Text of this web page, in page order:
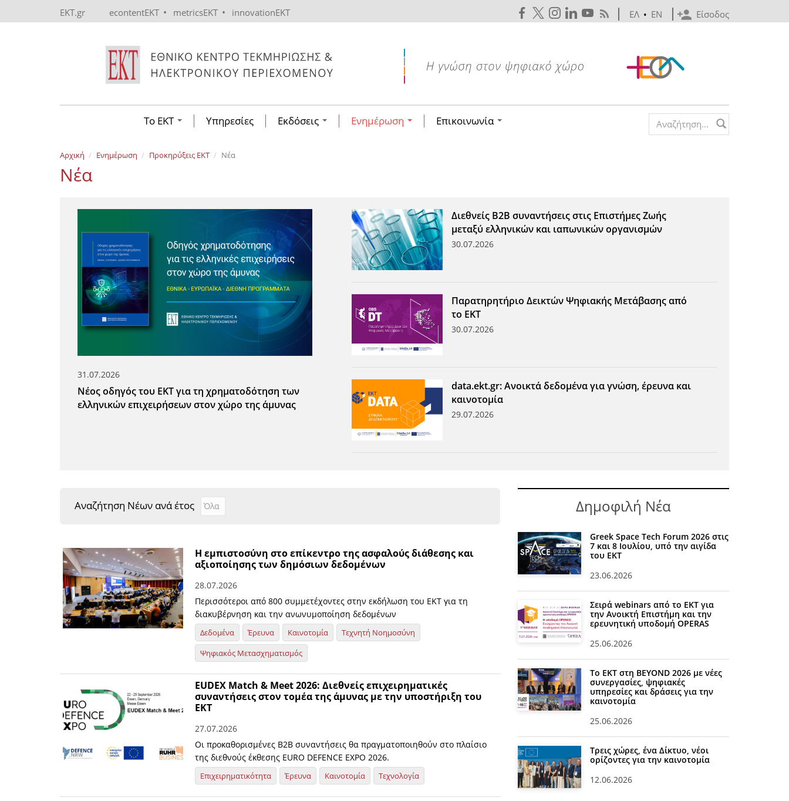
EKT.gr econtentEKT • metricsEKT • innovationEKT Είσοδος
ΕΛ • EN
Το ΕΚΤ Υπηρεσίες Εκδόσεις Ενημέρωση Επικοινωνία Search form
Αρχική Ενημέρωση Προκηρύξεις EKT Νέα
Νέα
31.07.2026
Νέος οδηγός του ΕΚΤ για τη χρηματοδότηση των
ελληνικών επιχειρήσεων στον χώρο της άμυνας
Διεθνείς Β2Β συναντήσεις στις Επιστήμες Ζωής
μεταξύ ελληνικών και ιαπωνικών οργανισμών
30.07.2026
Παρατηρητήριο Δεικτών Ψηφιακής Μετάβασης από
το ΕΚΤ
30.07.2026
data.ekt.gr: Ανοικτά δεδομένα για γνώση, έρευνα και
καινοτομία
29.07.2026
Αναζήτηση Νέων ανά έτος Αναζήτηση Νέων ανά έτος
Year
Η εμπιστοσύνη στο επίκεντρο της ασφαλούς διάθεσης και
αξιοποίησης των δημόσιων δεδομένων
28.07.2026
Περισσότεροι από 800 συμμετέχοντες στην εκδήλωση του ΕΚΤ για τη
διακυβέρνηση και την ανωνυμοποίηση δεδομένων
Δεδομένα Έρευνα Καινοτομία
Τεχνητή Νοημοσύνη
Ψηφιακός Μετασχηματισμός
EUDEX Match & Meet 2026: Διεθνείς επιχειρηματικές
συναντήσεις στον τομέα της άμυνας με την υποστήριξη του
ΕΚΤ
27.07.2026
Οι προκαθορισμένες B2B συναντήσεις θα πραγματοποιηθούν στο πλαίσιο
της διεθνούς έκθεσης EURO DEFENCE EXPO 2026.
Επιχειρηματικότητα Έρευνα Καινοτομία Τεχνολογία
Δημοφιλή Νέα
Greek Space Tech Forum 2026 στις
7 και 8 Ιουλίου, υπό την αιγίδα
του ΕΚΤ
23.06.2026
Σειρά webinars από το ΕΚΤ για
την Ανοικτή Επιστήμη και την
ερευνητική υποδομή OPERAS
25.06.2026
Το ΕΚΤ στη BEYOND 2026 με νέες
συνεργασίες, ψηφιακές
υπηρεσίες και δράσεις για την
καινοτομία
25.06.2026
Τρεις χώρες, ένα Δίκτυο, νέοι
ορίζοντες για την καινοτομία
12.06.2026